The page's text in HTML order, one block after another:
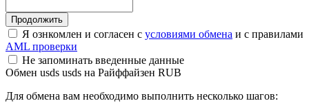
Я ознкомлен и согласен с условиями обмена и с правилами
AML проверки
Не запоминать введенные данные
Обмен usds usds на Райффайзен RUB
Для обмена вам необходимо выполнить несколько шагов: